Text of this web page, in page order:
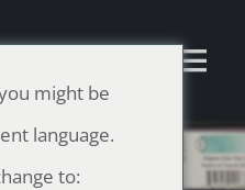
might be
language.
to: